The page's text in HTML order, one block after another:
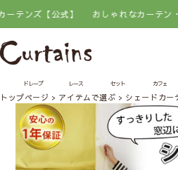
公式】 おしゃれなカーテン・オーダ
ドレープ レース セット カフェ
トップページ アイテムで選ぶ シェードカー